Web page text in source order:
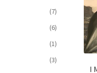
I
(7)
(6)
(1)
(3)